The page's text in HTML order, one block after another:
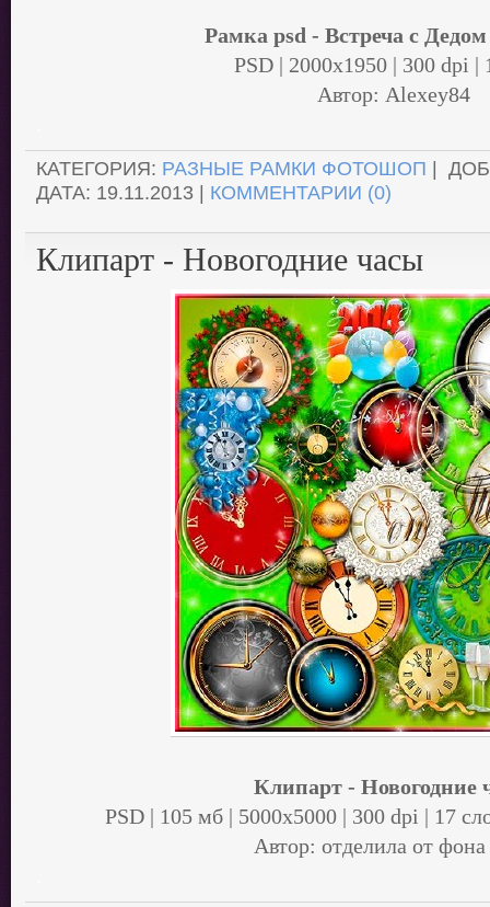
Рамка psd - Встреча с
PSD | 2000x1950 | 300 dpi |
Автор: Alexey84
КАТЕГОРИЯ: РАЗНЫЕ РАМКИ ФОТОШОП |
ДАТА: 19.11.2013 | КОММЕНТАРИИ (0)
Клипарт - Новогодние часы
Клипарт - Новогодние
PSD | 105 мб | 5000х5000 | 300 dpi | 17
Автор: отделила от фона